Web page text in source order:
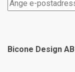
Bicone Design AB